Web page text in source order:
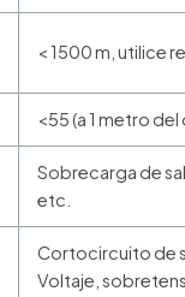
< 1500 m, utilice
<55 (a 1 metro
Sobrecarga de
etc.
Cortocircuito de
Voltaje,